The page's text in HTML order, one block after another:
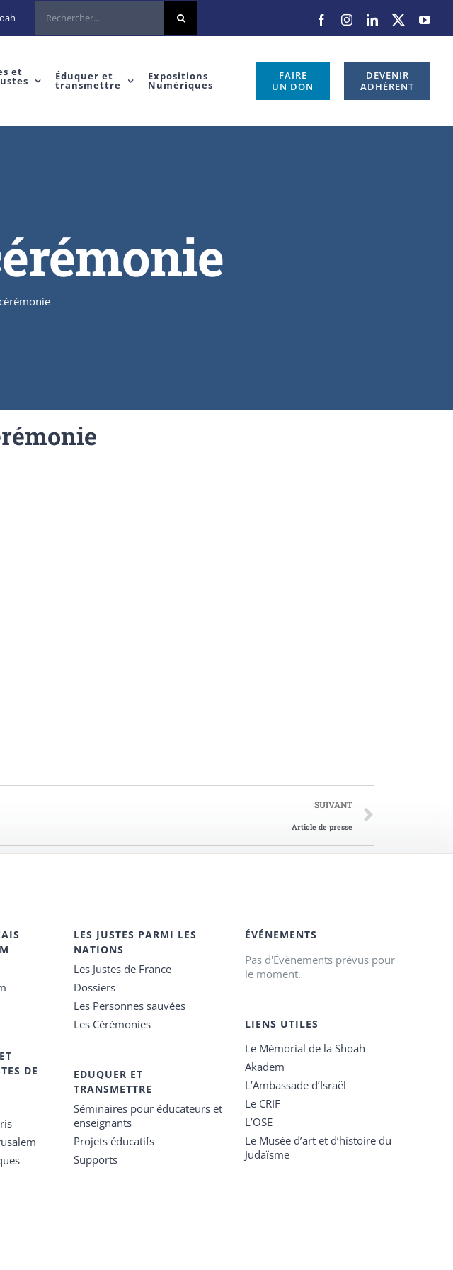
et Éduquer et
transmettre
Expositions
Numériques
FAIRE
UN DON
DEVENIR
ADHÉRENT
SUIVANT
Article de presse
DE
LES JUSTES PARMI LES
NATIONS
Les Justes de France
Dossiers
Les Personnes sauvées
Les Cérémonies
EDUQUER ET
TRANSMETTRE
Séminaires pour éducateurs et
enseignants
Projets éducatifs
Supports
ÉVÉNEMENTS
Pas d'Évènements prévus pour
le moment.
LIENS UTILES
Le Mémorial de la Shoah
Akadem
L’Ambassade d’Israël
Le CRIF
L’OSE
Le Musée d’art et d’histoire du
Judaïsme